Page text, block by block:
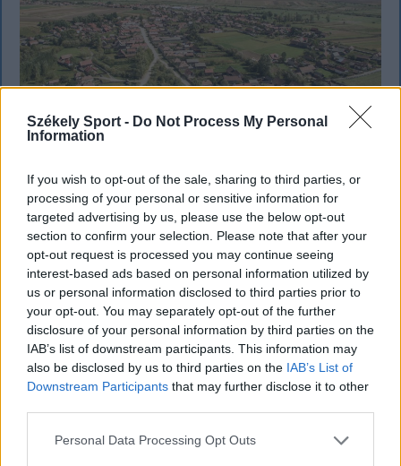
Székely Sport - Do Not Process My Personal
Information
If you wish to opt-out of the sale, sharing to third parties, or
processing of your personal or sensitive information for
targeted advertising by us, please use the below opt-out
section to confirm your selection. Please note that after your
opt-out request is processed you may continue seeing
interest-based ads based on personal information utilized by
us or personal information disclosed to third parties prior to
your opt-out. You may separately opt-out of the further
disclosure of your personal information by third parties on the
IAB’s list of downstream participants. This information may
also be disclosed by us to third parties on the IAB’s List of
Downstream Participants that may further disclose it to other
Personal Data Processing Opt Outs
SZÉKELYHON
Tömegverekedés lett a szűk
mezőgazdasági úti vitából Csatószegen
Kórházba szállítottak több embert, mezőgazdasági
munkagépek rongálódtak meg, és ideiglenes védelmi
rendeleteket is kibocsátottak azután, hogy szombat
délután súlyos konfliktus alakult ki Csatószegen egy
elsőbbségadási vita nyomán.